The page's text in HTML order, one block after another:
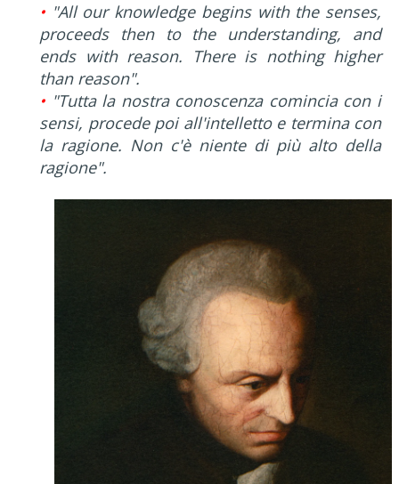
• "All our knowledge begins with the senses,
proceeds then to the understanding, and
ends with reason. There is nothing higher
than reason".
• "Tutta la nostra conoscenza comincia con i
sensi, procede poi all'intelletto e termina con
la ragione. Non c'è niente di più alto della
ragione".